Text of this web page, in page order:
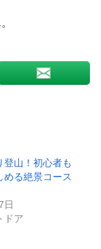
登山！初心者も
める絶景コース
日
ドア